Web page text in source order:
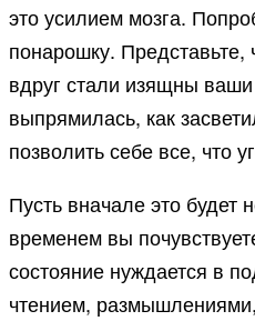
это усилием мозга.
понарошку. Представьте,
вдруг стали изящны
выпрямилась, как
позволить себе все, что
Пусть вначале это будет
временем вы
состояние нуждается в
чтением,